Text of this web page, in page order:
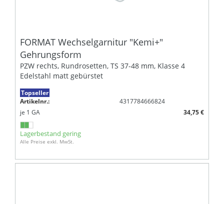
FORMAT Wechselgarnitur "Kemi+"
Gehrungsform
PZW rechts, Rundrosetten, TS 37-48 mm, Klasse 4
Edelstahl matt gebürstet
Topseller
Artikelnr.:
4317784666824
je 1 GA 34,75 €
Lagerbestand gering
Alle Preise exkl. MwSt.